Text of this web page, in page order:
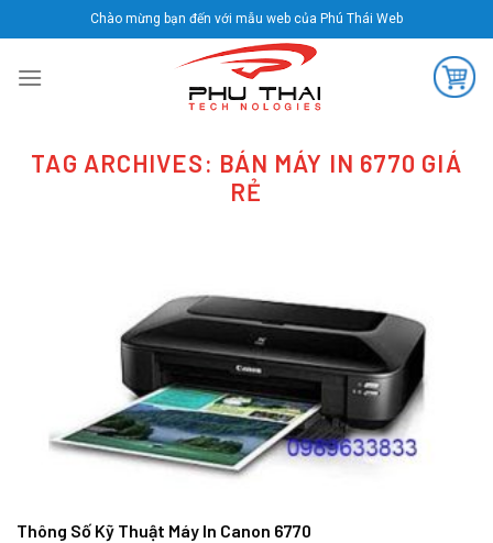
to
content
Chào mừng bạn đến với mẫu web của Phú Thái Web
TAG ARCHIVES: BÁN MÁY IN 6770 GIÁ
RẺ
Thông Số Kỹ Thuật Máy In Canon 6770